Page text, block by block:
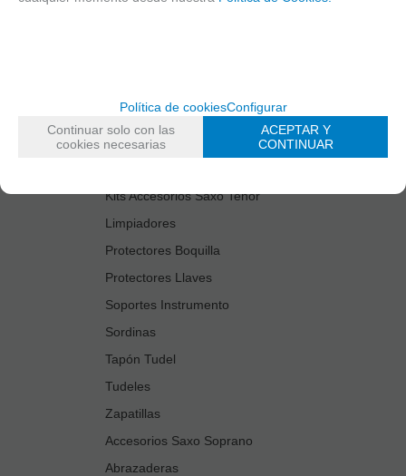
Cañas
Estuches Guardacañas
Estuches Instrumento
Kits Accesorios Saxo Tenor
Limpiadores
Protectores Boquilla
Protectores Llaves
Soportes Instrumento
Sordinas
Tapón Tudel
Tudeles
Zapatillas
Accesorios Saxo Soprano
Abrazaderas
Política de cookiesConfigurar
Continuar solo con las
cookies necesarias
ACEPTAR Y
CONTINUAR